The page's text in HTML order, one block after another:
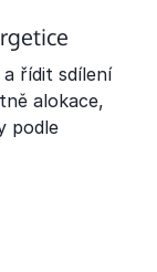
a řídit sdílení
alokace,
podle